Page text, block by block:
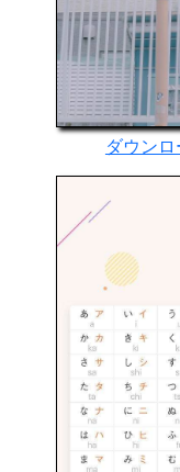
ダウンロ